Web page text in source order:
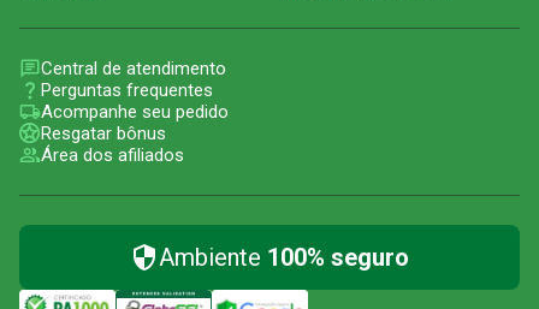
Central de atendimento
Perguntas frequentes
Acompanhe seu pedido
Resgatar bônus
Área dos afiliados
Ambiente 100% seguro